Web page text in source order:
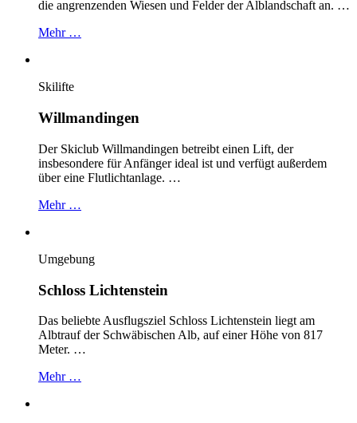
die angrenzenden Wiesen und Felder der Alblandschaft an. …
Mehr …
Skilifte
Willmandingen
Der Skiclub Willmandingen betreibt einen Lift, der
insbesondere für Anfänger ideal ist und verfügt außerdem
über eine Flutlichtanlage. …
Mehr …
Umgebung
Schloss Lichtenstein
Das beliebte Ausflugsziel Schloss Lichtenstein liegt am
Albtrauf der Schwäbischen Alb, auf einer Höhe von 817
Meter. …
Mehr …